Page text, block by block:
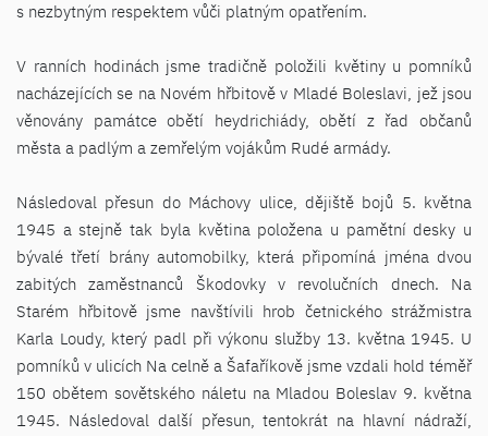
s nezbytným respektem vůči platným opatřením.
V ranních hodinách jsme tradičně položili květiny u pomníků
nacházejících se na Novém hřbitově v Mladé Boleslavi, jež jsou
věnovány památce obětí heydrichiády, obětí z řad občanů
města a padlým a zemřelým vojákům Rudé armády.
Následoval přesun do Máchovy ulice, dějiště bojů 5. května
1945 a stejně tak byla květina položena u pamětní desky u
bývalé třetí brány automobilky, která připomíná jména dvou
zabitých zaměstnanců Škodovky v revolučních dnech. Na
Starém hřbitově jsme navštívili hrob četnického strážmistra
Karla Loudy, který padl při výkonu služby 13. května 1945. U
pomníků v ulicích Na celně a Šafaříkově jsme vzdali hold téměř
150 obětem sovětského náletu na Mladou Boleslav 9. května
1945. Následoval další přesun, tentokrát na hlavní nádraží,